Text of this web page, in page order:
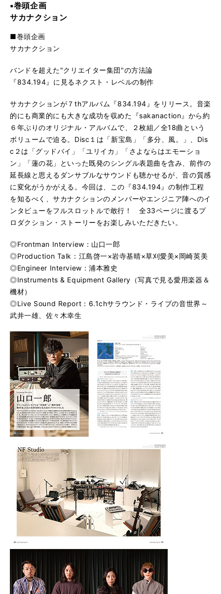
▪︎巻頭企画
サカナクション
■巻頭企画
サカナクション
バンドを超えた"クリエイター集団"の方法論
『834.194』に見るネクスト・レベルの制作
サカナクションが７thアルバム『834.194』をリリース。音楽
的にも商業的にも大きな成功を収めた『sakanaction』から約
６年ぶりのオリジナル・アルバムで、２枚組／全18曲という
ボリュームで迫る。Disc１は「新宝島」「多分、風。」、Dis
c２は「グッドバイ」「ユリイカ」「さよならはエモーショ
ン」「蓮の花」といった既発のシングル表題曲を含み、前作の
延長線と思えるダンサブルなサウンドも聴かせるが、音の質感
に変化がうかがえる。今回は、この『834.194』の制作工程
を知るべく、サカナクションのメンバーやエンジニア陣へのイ
ンタビューをフルスロットルで敢行！ 全33ページに渡るプ
ロダクション・ストーリーをお楽しみいただきたい。
◎Frontman Interview：山口一郎
◎Production Talk：江島啓一×岩寺基晴×草刈愛美×岡崎英美
◎Engineer Interview：浦本雅史
◎Instruments & Equipment Gallery（写真で見る愛用楽器＆
機材）
◎Live Sound Report：6.1chサラウンド・ライブの音世界～
武井一雄、佐々木幸生